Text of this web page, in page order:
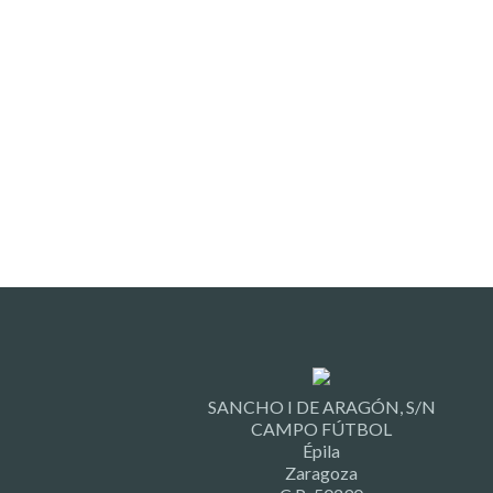
SANCHO I DE ARAGÓN, S/N
CAMPO FÚTBOL
Épila
Zaragoza